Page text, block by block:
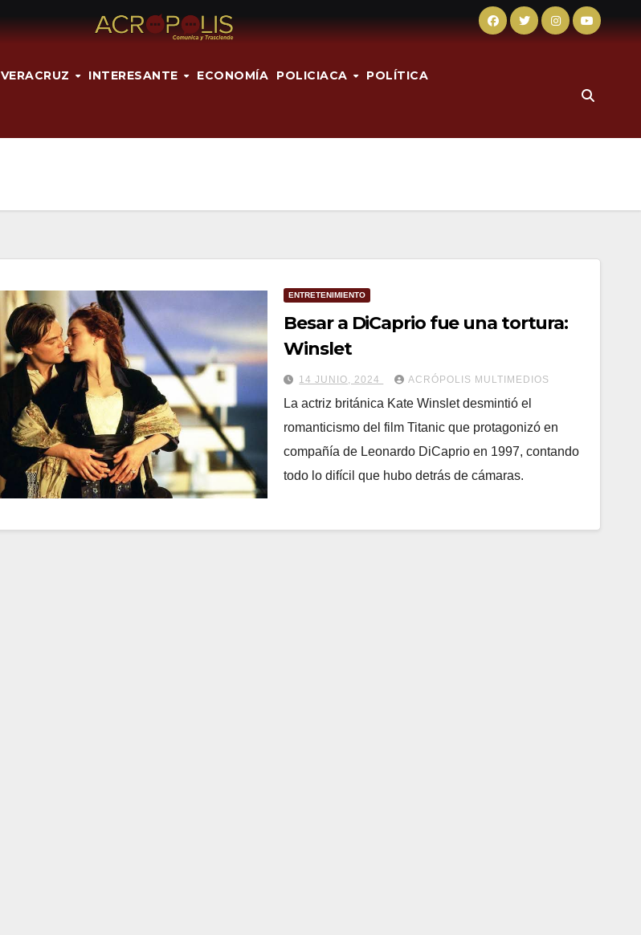
VERACRUZ INTERESANTE ECONOMÍA POLICIACA POLÍTICA
ENTRETENIMIENTO
Besar a DiCaprio fue una tortura:
Winslet
14 JUNIO, 2024 ACRÓPOLIS MULTIMEDIOS
La actriz británica Kate Winslet desmintió el
romanticismo del film Titanic que protagonizó en
compañía de Leonardo DiCaprio en 1997, contando
todo lo difícil que hubo detrás de cámaras.